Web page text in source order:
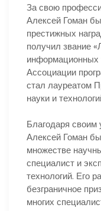
За свою
Алексей Гоман
престижных
получил звание
информационных
Ассоциации
стал лауреатом
науки и
Благодаря
Алексей Гоман
множестве
специалист и
технологий. Его
безграничное
многих